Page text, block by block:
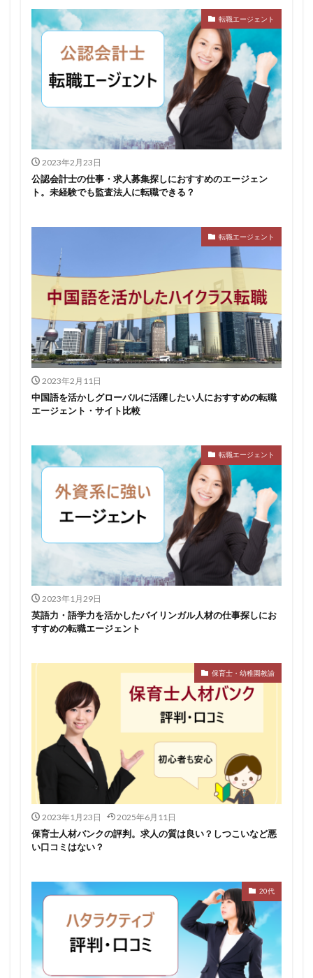
転職エージェント
2023年2月23日
公認会計士の仕事・求人募集探しにおすすめのエージェン
ト。未経験でも監査法人に転職できる？
転職エージェント
2023年2月11日
中国語を活かしグローバルに活躍したい人におすすめの転職
エージェント・サイト比較
転職エージェント
2023年1月29日
英語力・語学力を活かしたバイリンガル人材の仕事探しにお
すすめの転職エージェント
保育士・幼稚園教諭
2023年1月23日 2025年6月11日
保育士人材バンクの評判。求人の質は良い？しつこいなど悪
い口コミはない？
20代